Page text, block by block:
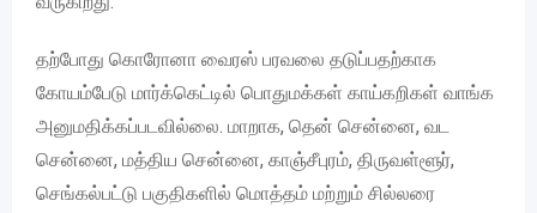
தற்போது கொரோனா வைரஸ் பரவலை தடுப்பதற்காக
கோயம்பேடு மார்க்கெட்டில் பொதுமக்கள் காய்கறிகள் வாங்க
அனுமதிக்கப்படவில்லை. மாறாக, தென் சென்னை, வட
சென்னை, மத்திய சென்னை, காஞ்சீபுரம், திருவள்ளூர்,
செங்கல்பட்டு பகுதிகளில் மொத்தம் மற்றும் சில்லரை